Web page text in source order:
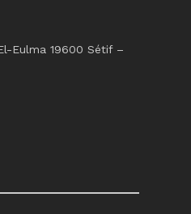
Eulma 19600 Sétif –